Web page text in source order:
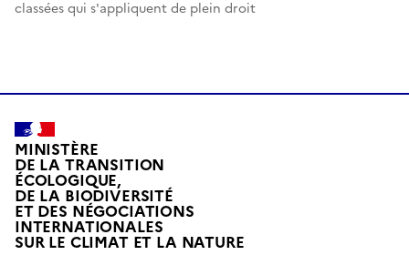
classées qui s'appliquent de plein droit
MINISTÈRE
DE LA TRANSITION
ÉCOLOGIQUE,
DE LA BIODIVERSITÉ
ET DES NÉGOCIATIONS
INTERNATIONALES
SUR LE CLIMAT ET LA NATUREL